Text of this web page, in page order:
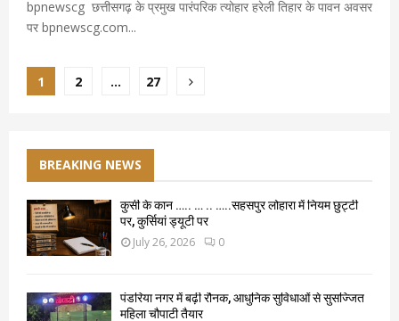
bpnewscg छत्तीसगढ़ के प्रमुख पारंपरिक त्योहार हरेली तिहार के पावन अवसर
पर bpnewscg.com...
Posts
1 2 … 27
BREAKING NEWS
कुर्सी के कान ….. … .. …..सहसपुर लोहारा में नियम छुट्टी
पर, कुर्सियां ड्यूटी पर
July 26, 2026 0
पंडरिया नगर में बढ़ी रौनक, आधुनिक सुविधाओं से सुसज्जित
महिला चौपाटी तैयार